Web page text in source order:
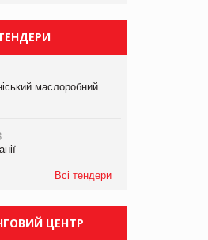
компанії «УкраМарин»
маслоробний
Всі тендери
ЦЕНТР